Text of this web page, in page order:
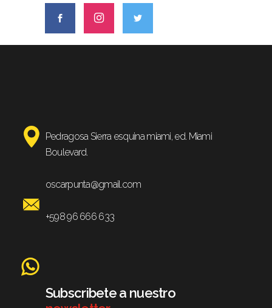
Pedragosa Sierra esquina miami, ed. Miami
Boulevard.
oscarpunta@gmail.com
+598 96 666 633
Subscribete a nuestro